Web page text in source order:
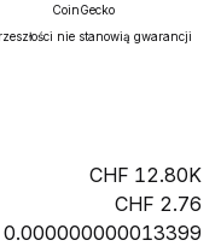
CoinGecko
nie stanowią gwarancji
12.80K
2.76
0.000000000013399